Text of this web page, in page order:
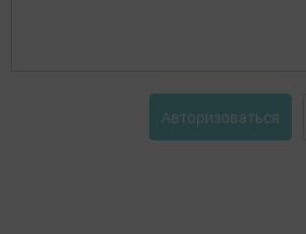
Авторизоваться